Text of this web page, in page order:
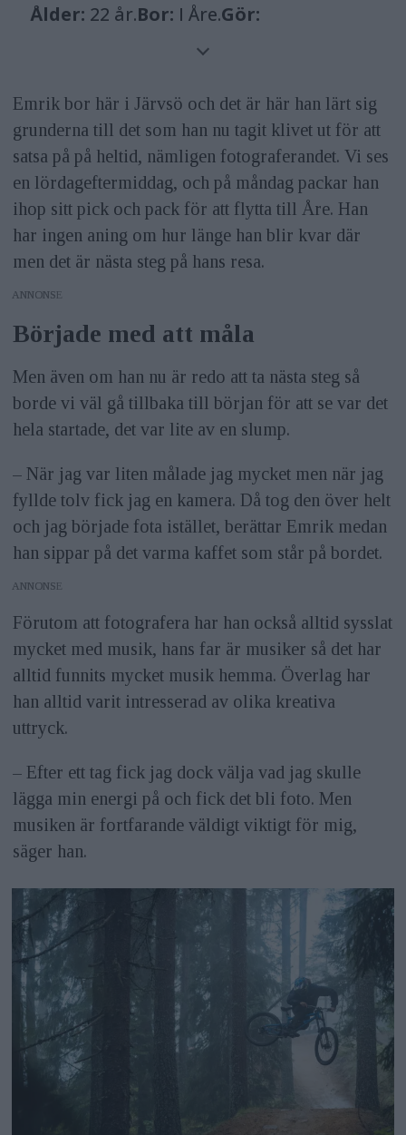
Ålder: 22 år.Bor: I Åre.Gör:
Actionsportfotograf.
200mm f/2,8, 16-35mm f/4, och
ryggsäckar från F-stop. Instagram:
@emrikjanssonphotography
Emrik bor här i Järvsö och det är här han lärt sig
grunderna till det som han nu tagit klivet ut för att
satsa på på heltid, nämligen fotograferandet. Vi ses
en lördageftermiddag, och på måndag packar han
ihop sitt pick och pack för att flytta till Åre. Han
har ingen aning om hur länge han blir kvar där
men det är nästa steg på hans resa.
ANNONS
Började med att måla
Men även om han nu är redo att ta nästa steg så
borde vi väl gå tillbaka till början för att se var det
hela startade, det var lite av en slump.
– När jag var liten målade jag mycket men när jag
fyllde tolv fick jag en kamera. Då tog den över helt
och jag började fota istället, berättar Emrik medan
han sippar på det varma kaffet som står på bordet.
ANNONS
Förutom att fotografera har han också alltid sysslat
mycket med musik, hans far är musiker så det har
alltid funnits mycket musik hemma. Överlag har
han alltid varit intresserad av olika kreativa
uttryck.
– Efter ett tag fick jag dock välja vad jag skulle
lägga min energi på och fick det bli foto. Men
musiken är fortfarande väldigt viktigt för mig,
säger han.